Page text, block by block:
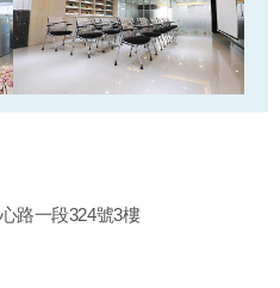
路一段324號3樓